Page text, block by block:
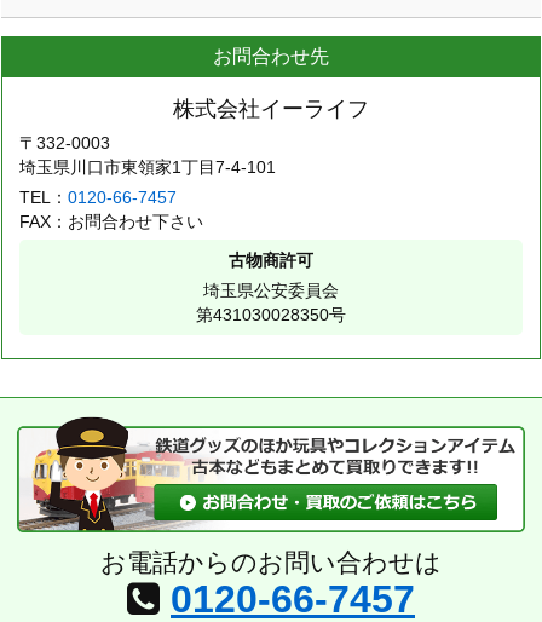
お問合わせ先
株式会社イーライフ
〒332-0003
埼玉県川口市東領家1丁目7-4-101
TEL：0120-66-7457
FAX：お問合わせ下さい
古物商許可
埼玉県公安委員会
第431030028350号
お電話からのお問い合わせは
0120-66-7457